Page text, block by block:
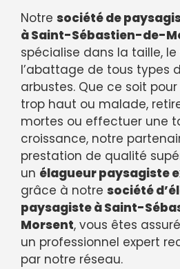
Notre société de
à Saint-Sébastien-de-
spécialise dans la taille, le
l’abattage de tous types
arbustes. Que ce soit
trop haut ou malade,
mortes ou effectuer une
croissance, notre
prestation de qualité
un élagueur paysagiste
grâce à notre société
paysagiste à Saint-
Morsent, vous êtes
un professionnel expert
par notre réseau.